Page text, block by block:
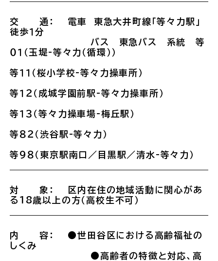
交 通： 電車 東急大井町線「等々力駅」
徒歩１分
バス 東急バス 系統 等
０１（玉堤-等々力（循環））
等１１（桜小学校-等々力操車所）
等１２（成城学園前駅-等々力操車所）
等１３（等々力操車場-梅丘駅）
等８２（渋谷駅-等々力）
等９８（東京駅南口／目黒駅／清水-等々力）
対 象： 区内在住の地域活動に関心があ
る18歳以上の方（高校生不可）
内 容： ●世田谷区における高齢福祉の
しくみ
●高齢者の特徴と対応、高